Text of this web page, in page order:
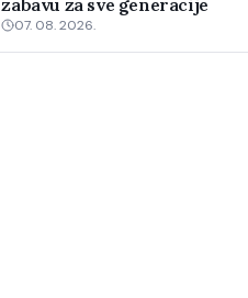
zabavu za sve generacije
07. 08. 2026.